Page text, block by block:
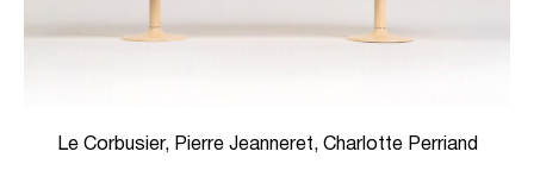
Le Corbusier, Pierre Jeanneret, Charlotte Perriand